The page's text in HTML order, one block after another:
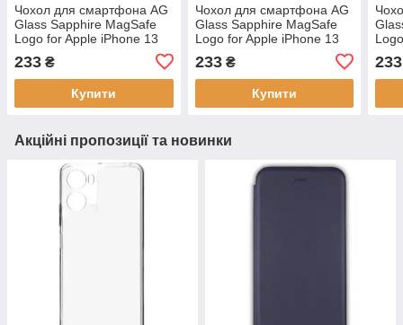
Чохол для смартфона AG
Glass Sapphire MagSafe
Logo for Apple iPhone 13
антиударний, преміальні
матеріали
233 ₴
Купити
Чохол для смартфона AG
Glass Sapphire MagSafe
Logo for Apple iPhone 13
антиударний, преміальні
матеріали
233₴
Купити
233
Акційні пропозиції та новинки